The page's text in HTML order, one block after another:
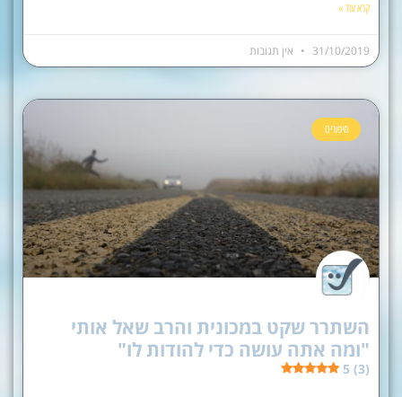
קרא עוד »
31/10/2019 אין תגובות
סיפורים
השתרר שקט במכונית והרב שאל אותי
"ומה אתה עושה כדי להודות לו"
5 (3)